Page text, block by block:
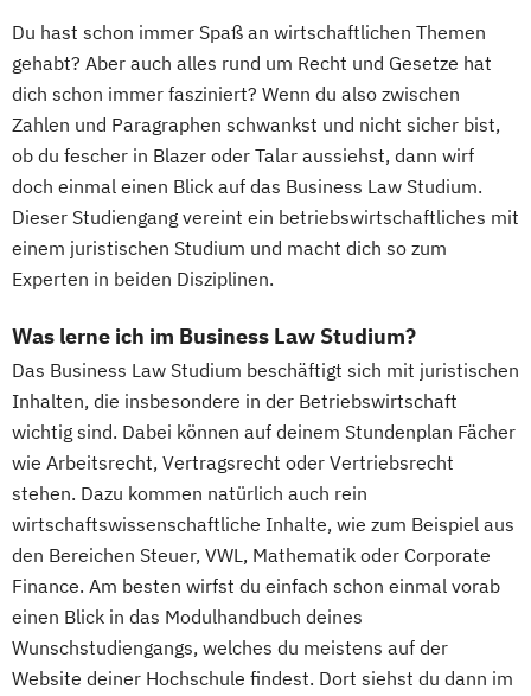
Du hast schon immer Spaß an wirtschaftlichen Themen
gehabt? Aber auch alles rund um Recht und Gesetze hat
dich schon immer fasziniert? Wenn du also zwischen
Zahlen und Paragraphen schwankst und nicht sicher bist,
ob du fescher in Blazer oder Talar aussiehst, dann wirf
doch einmal einen Blick auf das Business Law Studium.
Dieser Studiengang vereint ein betriebswirtschaftliches mit
einem juristischen Studium und macht dich so zum
Experten in beiden Disziplinen.
Was lerne ich im Business Law Studium?
Das Business Law Studium beschäftigt sich mit juristischen
Inhalten, die insbesondere in der Betriebswirtschaft
wichtig sind. Dabei können auf deinem Stundenplan Fächer
wie Arbeitsrecht, Vertragsrecht oder Vertriebsrecht
stehen. Dazu kommen natürlich auch rein
wirtschaftswissenschaftliche Inhalte, wie zum Beispiel aus
den Bereichen Steuer, VWL, Mathematik oder Corporate
Finance. Am besten wirfst du einfach schon einmal vorab
einen Blick in das Modulhandbuch deines
Wunschstudiengangs, welches du meistens auf der
Website deiner Hochschule findest. Dort siehst du dann im